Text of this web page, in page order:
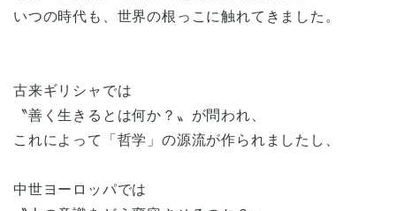
いつの時代も、世界の根っこに触れてきました。
古来ギリシャでは
〝善く生きるとは何か？〟が問われ、
これによって「哲学」の源流が作られましたし、
中世ヨーロッパでは